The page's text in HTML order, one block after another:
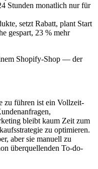
Stunden monatlich nur für
setzt Rabatt, plant Start
gespart, 23 % mehr
Shopify-Shop — der
zu führen ist ein Vollzeit-
bleibt kaum Zeit zum
zu optimieren.
aber sie manuell zu
überquellenden To-do-